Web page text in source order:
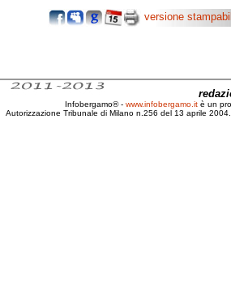
versione
Infobergamo® - www.infobergamo.it è un
Autorizzazione Tribunale di Milano n.256 del 13 aprile